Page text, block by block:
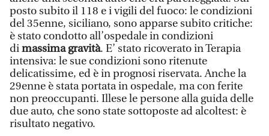
posto subito il 118 e i vigili del fuoco: le condizioni
del 35enne, siciliano, sono apparse subito critiche:
è stato condotto all’ospedale in condizioni
dimassima gravità. E’ stato ricoverato in Terapia
intensiva: le sue condizioni sono ritenute
delicatissime, ed è in prognosi riservata. Anche la
29enne è stata portata in ospedale, ma con ferite
non preoccupanti. Illese le persone alla guida delle
due auto, che sono state sottoposte ad alcoltest: è
risultato negativo.